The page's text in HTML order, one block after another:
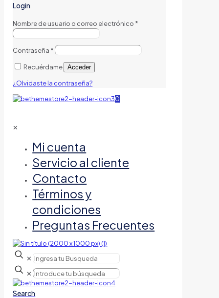
Login
Nombre de usuario o correo electrónico *
Contraseña *
Recuérdame Acceder
¿Olvidaste la contraseña?
0
✕
Mi cuenta
Servicio al cliente
Contacto
Términos y
condiciones
Preguntas Frecuentes
✕
✕
Search